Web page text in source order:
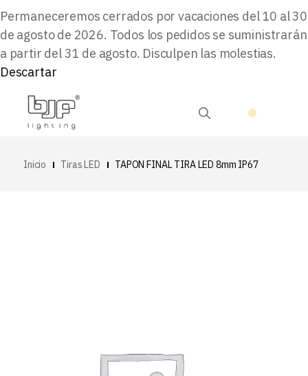
Permaneceremos cerrados por vacaciones del 10 al 30
de agosto de 2026. Todos los pedidos se suministrarán
a partir del 31 de agosto. Disculpen las molestias.
Descartar
Inicio Tiras LED TAPON FINAL TIRA LED 8mm IP67